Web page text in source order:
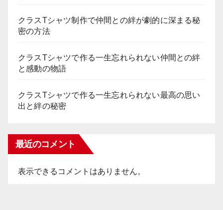
クラスTシャツ制作で仲間との絆が劇的に深まる秘
密の方法
クラスTシャツで作る一生忘れられない仲間との絆
と感動の物語
クラスTシャツで作る一生忘れられない最高の思い
出と絆の秘密
最近のコメント
表示できるコメントはありません。